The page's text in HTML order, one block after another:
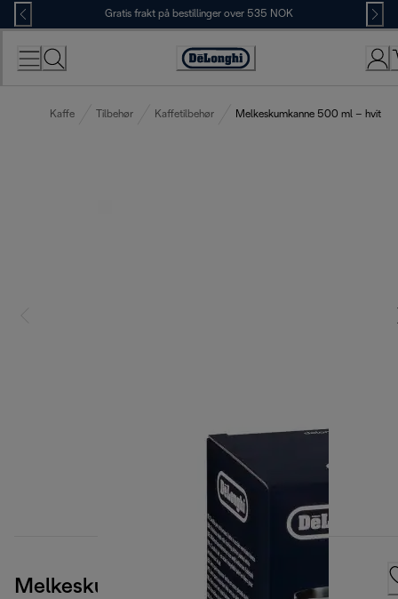
Skip
to
Content
Gratis frakt på bestillinger over 535 NOK
Accessibility
Kaffe Tilbehør Kaffetilbehør Melkeskumkanne 500 ml – hvit
Melkeskumkanne 500 ml – hvit